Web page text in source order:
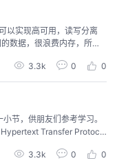
以实现高可用，读写分离
数据，很浪费内存，所以
的分布式存储，也就是说
集群模式的一些特点：Sent
3.3k 0 0
节，供朋友们参考学习。
Transfer Protoco
通道，简单讲是HTT
基础是SSL，因此加密的
3.3k 0 0